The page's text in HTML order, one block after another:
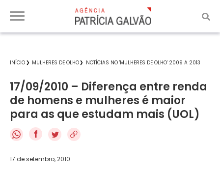
INÍCIO MULHERES DE OLHO NOTÍCIAS NO 'MULHERES DE OLHO' 2009 A 2013
17/09/2010 – Diferença entre renda
de homens e mulheres é maior
para as que estudam mais (UOL)
f
17 de setembro, 2010